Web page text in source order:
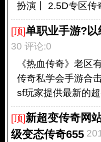
扮演丨 2.5D专区传
[顶]单职业手游?
30 评论:0
《热血传奇》老区
传奇私学会手游合
sf玩家提供最新的
[顶]新超变传奇网
级变态传奇655